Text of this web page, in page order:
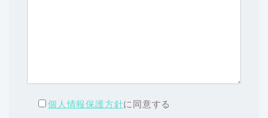
個人情報保護方針に同意する